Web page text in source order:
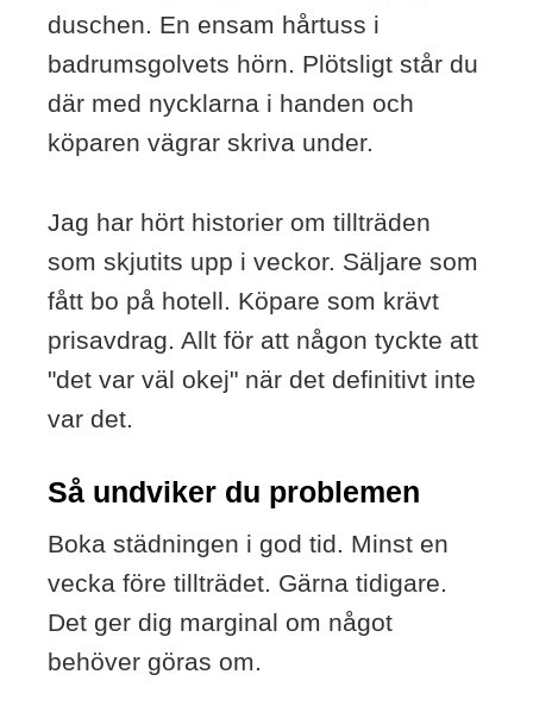
duschen. En ensam hårtuss i
badrumsgolvets hörn. Plötsligt står du
där med nycklarna i handen och
köparen vägrar skriva under.
Jag har hört historier om tillträden
som skjutits upp i veckor. Säljare som
fått bo på hotell. Köpare som krävt
prisavdrag. Allt för att någon tyckte att
"det var väl okej" när det definitivt inte
var det.
Så undviker du problemen
Boka städningen i god tid. Minst en
vecka före tillträdet. Gärna tidigare.
Det ger dig marginal om något
behöver göras om.